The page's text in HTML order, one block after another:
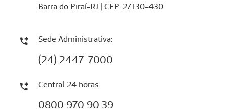
Barra do Piraí-RJ | CEP: 27130-430
Sede Administrativa:
(24) 2447-7000
Central 24 horas
0800 970 90 39